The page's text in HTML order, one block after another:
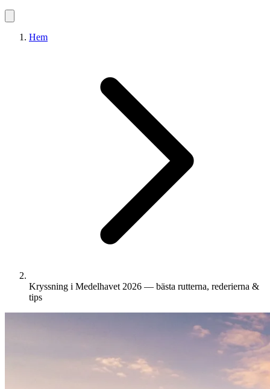
Hem
Kryssning i Medelhavet 2026 — bästa rutterna, rederierna &
tips